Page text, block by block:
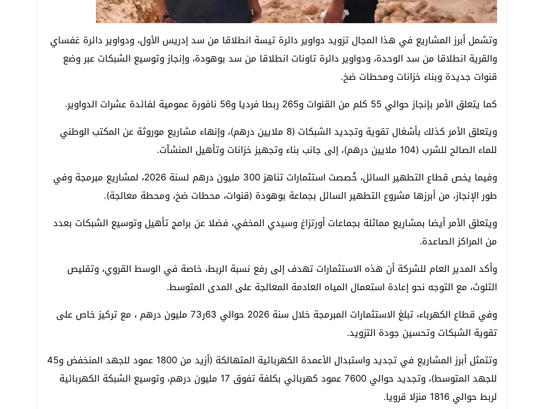
وتشمل أبرز المشاريع في هذا المجال تزويد دواوير دائرة تيسة انطلاقا من سد إدريس الأول، ودواوير دائرة غفساي
والقرية انطلاقا من سد الوحدة، ودواوير دائرة تاونات انطلاقا من سد بوهودة، وإنجاز وتوسيع الشبكات عبر وضع
قنوات جديدة وبناء خزانات ومحطات ضخ.
كما يتعلق الأمر بإنجاز حوالي 55 كلم من القنوات و265 ربطا فرديا و56 نافورة عمومية لفائدة عشرات الدواوير.
ويتعلق الأمر كذلك بأشغال تقوية وتجديد الشبكات (8 ملايين درهم)، وإنهاء مشاريع موروثة عن المكتب الوطني
للماء الصالح للشرب (104 ملايين درهم)، إلى جانب بناء وتجهيز خزانات وتأهيل المنشآت.
وفيما يخص قطاع التطهير السائل، خُصصت استثمارات تناهز 300 مليون درهم لسنة 2026، لمشاريع مبرمجة وفي
طور الإنجاز، من أبرزها مشروع التطهير السائل بجماعة بوهودة (قنوات، محطات ضخ، ومحطة معالجة).
ويتعلق الأمر أيضا بمشاريع مماثلة بجماعات أورتزاغ وسيدي المخفي، فضلا عن برامج تأهيل وتوسيع الشبكات بعدد
من المراكز الصاعدة.
وأكد المدير العام للشركة أن هذه الاستثمارات تهدف إلى رفع نسبة الربط، خاصة في الوسط القروي، وتقليص
التلوث، مع التوجه نحو إعادة استعمال المياه العادمة المعالجة على المدى المتوسط.
وفي قطاع الكهرباء، تبلغ الاستثمارات المبرمجة خلال سنة 2026 حوالي 63ر73 مليون درهم ، مع تركيز خاص على
تقوية الشبكات وتحسين جودة التزويد.
وتتمثل أبرز المشاريع في تجديد واستبدال الأعمدة الكهربائية المتهالكة (أزيد من 1800 عمود للجهد المنخفض و45
للجهد المتوسط)، وتجديد حوالي 7600 عمود كهربائي بكلفة تفوق 17 مليون درهم، وتوسيع الشبكة الكهربائية
لربط حوالي 1816 منزلا قرويا.